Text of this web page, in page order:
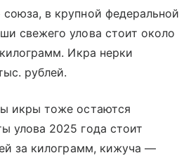
в крупной федеральной
свежего улова стоит около
Икра нерки
рублей.
икры тоже остаются
улова 2025 года стоит
за килограмм, кижуча —